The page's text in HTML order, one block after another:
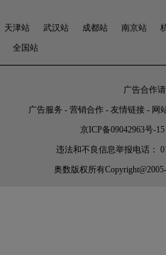
天津站 武汉站 成都站 南京站
全国站
广告合作
广告服务 - 营销合作 - 友情链接 - 网
京ICP备09042963号-15
违法和不良信息举报电话：
奥数 版权所有